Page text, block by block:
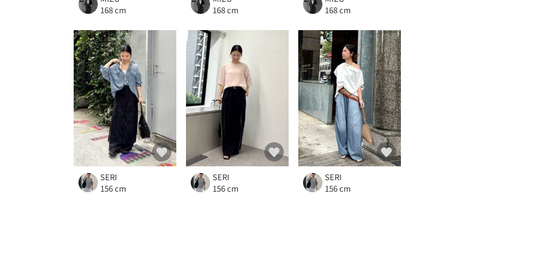
168 cm
168 cm
168 cm
SERI
156 cm
SERI
156 cm
SERI
156 cm